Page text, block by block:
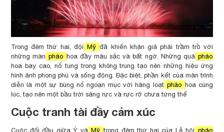
Trong đêm thứ hai, đội Mỹ đã khiến khán giả phải trầm trồ với
những màn pháo hoa đầy màu sắc và bất ngờ. Những quả pháo
hoa bay cao, nổ tung trong không trung tạo nên những hiệu ứng
hình ảnh phong phú và sống động. Đặc biệt, phần kết của màn trình
diễn là một sự bùng nổ ngoạn mục với hàng loạt pháo hoa cùng
lúc, tạo nên một bầu trời sáng rực và rực rỡ chưa từng thế
Cuộc tranh tài đầy cảm xúc
Cuộc đối đầu giữa Ý và Mỹtrong đêm thứ hai của Lễ hội pháo